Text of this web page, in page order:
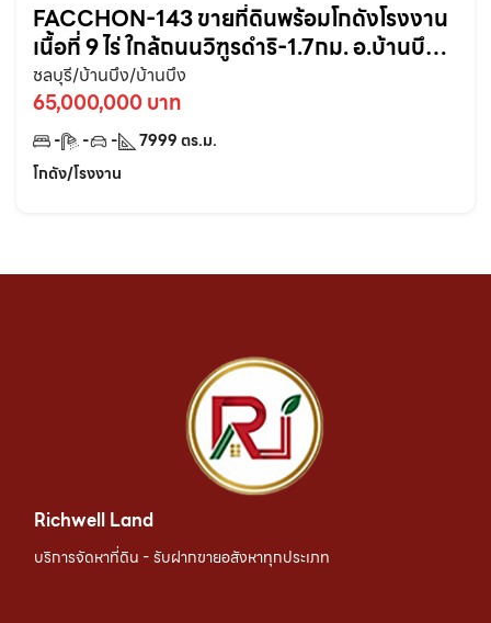
FACCHON-143 ขายที่ดินพร้อมโกดังโรงงาน
เนื้อที่ 9 ไร่ ใกล้ถนนวิฑูรดำริ-1.7กม. อ.บ้านบึง
จ.ชลบุรี
ชลบุรี/บ้านบึง/บ้านบึง
65,000,000 บาท
- - - 7999ตร.ม.
โกดัง/โรงงาน
Richwell Land
บริการจัดหาที่ดิน - รับฝากขายอสังหาทุกประเภท